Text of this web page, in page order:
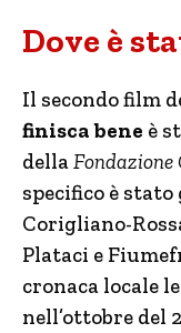
Dove è
Il secondo film
finisca bene è
della
specifico è
Corigliano-
Plataci e
cronaca locale
nell’ottobre del